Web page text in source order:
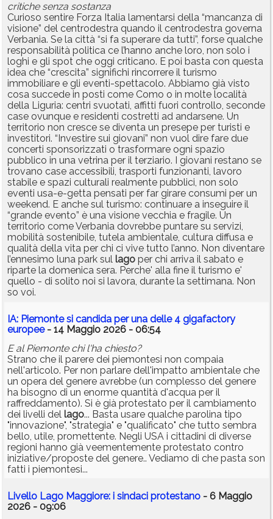
critiche senza sostanza
Curioso sentire Forza Italia lamentarsi della “mancanza di
visione” del centrodestra quando il centrodestra governa
Verbania. Se la città “si fa superare da tutti”, forse qualche
responsabilità politica ce l’hanno anche loro, non solo i
loghi e gli spot che oggi criticano. E poi basta con questa
idea che “crescita” significhi rincorrere il turismo
immobiliare e gli eventi-spettacolo. Abbiamo già visto
cosa succede in posti come Como o in molte località
della Liguria: centri svuotati, affitti fuori controllo, seconde
case ovunque e residenti costretti ad andarsene. Un
territorio non cresce se diventa un presepe per turisti e
investitori. “Investire sui giovani” non vuol dire fare due
concerti sponsorizzati o trasformare ogni spazio
pubblico in una vetrina per il terziario. I giovani restano se
trovano case accessibili, trasporti funzionanti, lavoro
stabile e spazi culturali realmente pubblici, non solo
eventi usa-e-getta pensati per far girare consumi per un
weekend. E anche sul turismo: continuare a inseguire il
“grande evento” è una visione vecchia e fragile. Un
territorio come Verbania dovrebbe puntare su servizi,
mobilità sostenibile, tutela ambientale, cultura diffusa e
qualità della vita per chi ci vive tutto l’anno. Non diventare
l’ennesimo luna park sul lago per chi arriva il sabato e
riparte la domenica sera. Perche' alla fine il turismo e'
quello - di solito noi si lavora, durante la settimana. Non
so voi.
IA: Piemonte si candida per una delle 4 gigafactory
europee- 14 Maggio 2026 - 06:54
E al Piemonte chi l'ha chiesto?
Strano che il parere dei piemontesi non compaia
nell'articolo. Per non parlare dell'impatto ambientale che
un opera del genere avrebbe (un complesso del genere
ha bisogno di un enorme quantità d'acqua per il
raffreddamento). Si è già protestato per il cambiamento
dei livelli del lago... Basta usare qualche parolina tipo
"innovazione", "strategia" e "qualificato" che tutto sembra
bello, utile, promettente. Negli USA i cittadini di diverse
regioni hanno già veementemente protestato contro
iniziative/proposte del genere.. Vediamo di che pasta son
fatti i piemontesi...
Livello Lago Maggiore: i sindaci protestano - 6 Maggio
2026 - 09:06